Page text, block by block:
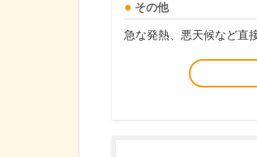
その他
急な発熱、悪天候など直